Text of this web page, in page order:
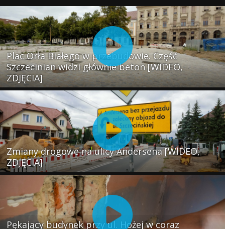
Plac Orła Białego w przebudowie. Część
Szczecinian widzi głównie beton [WIDEO,
ZDJĘCIA]
Zmiany drogowe na ulicy Andersena [WIDEO,
ZDJĘCIA]
Pękający budynek przy ul. Hożej w coraz